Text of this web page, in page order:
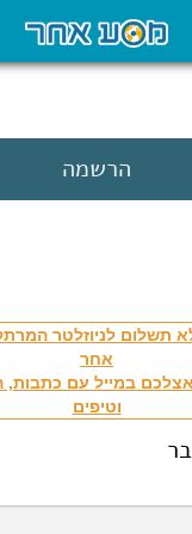
הרשמה
תשלום לניוזלטר
אחר
אצלכם במייל עם
וטיפים